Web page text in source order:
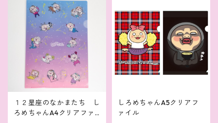
１２星座のなかまたち し
ろめちゃんA4クリアファ
しろめちゃんA5クリアフ
ァイル